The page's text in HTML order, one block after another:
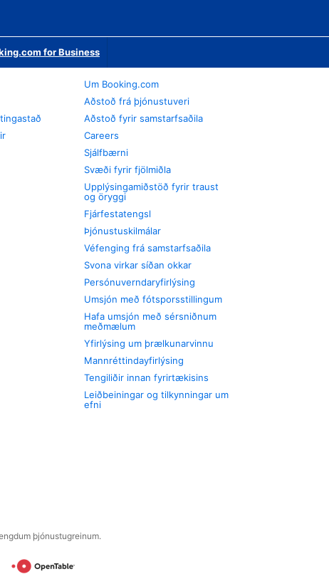
for Business
Um Booking.com
Aðstoð frá þjónustuveri
Aðstoð fyrir samstarfsaðila
Careers
Sjálfbærni
Svæði fyrir fjölmiðla
Upplýsingamiðstöð fyrir traust
og öryggi
Fjárfestatengsl
Þjónustuskilmálar
Véfenging frá samstarfsaðila
Svona virkar síðan okkar
Persónuverndaryfirlýsing
Umsjón með fótsporsstillingum
Hafa umsjón með sérsniðnum
meðmælum
Yfirlýsing um þrælkunarvinnu
Mannréttindayfirlýsing
Tengiliðir innan fyrirtækisins
Leiðbeiningar og tilkynningar um
efni
þjónustugreinum.